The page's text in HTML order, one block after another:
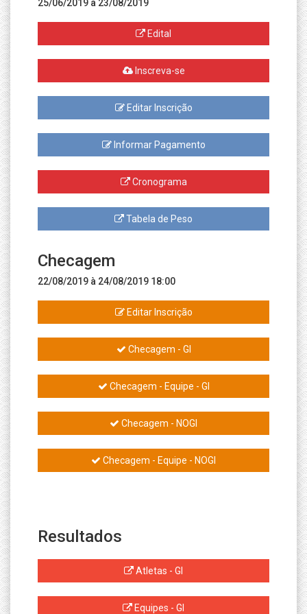
25/06/2019 à 23/08/2019
Edital
Inscreva-se
Editar Inscrição
Informar Pagamento
Cronograma
Tabela de Peso
Checagem
22/08/2019 à 24/08/2019 18:00
Editar Inscrição
Checagem - GI
Checagem - Equipe - GI
Checagem - NOGI
Checagem - Equipe - NOGI
Resultados
Atletas - GI
Equipes - GI